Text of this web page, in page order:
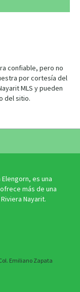
confiable, pero no
por cortesía del
MLS y pueden
del sitio.
es una
más de una
Nayarit.
Emiliano Zapata